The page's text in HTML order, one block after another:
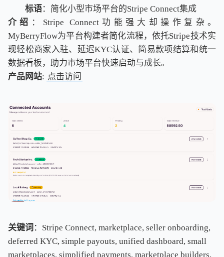
标语：简化小型市场平台的Stripe Connect集成
介绍 ：Stripe Connect功能强大却操作复杂。
MyBerryFlow为平台构建者简化流程，依托Stripe技术实
现轻松商家入驻、延迟KYC认证、简易款项结算和统一
数据看板，助力市场平台快速启动与成长。
产品网站: 点击访问
关键词 ：Stripe Connect, marketplace, seller onboarding,
deferred KYC, simple payouts, unified dashboard, small
marketplaces, simplified payments, marketplace builders,